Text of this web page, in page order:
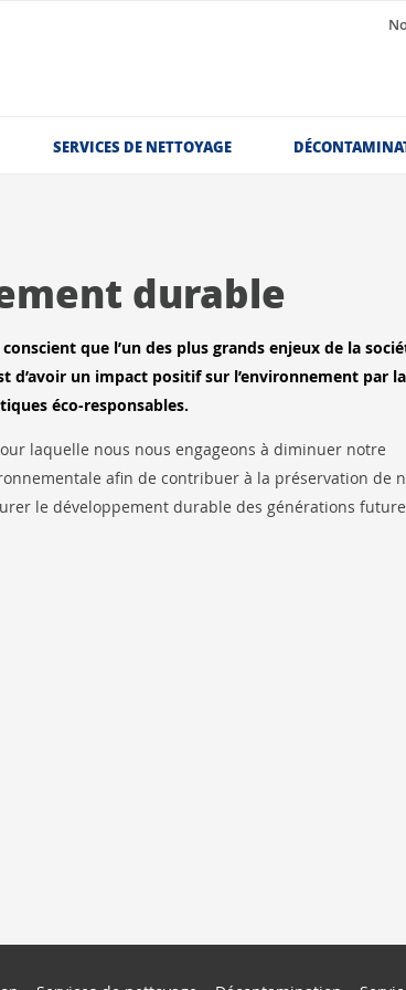
SERVICES DE NETTOYAGE
durable
que l’un des plus grands enjeux de la
d’avoir un impact positif sur l’environnement par
éco-responsables.
laquelle nous nous engageons à diminuer notre
afin de contribuer à la préservation de
le développement durable des générations